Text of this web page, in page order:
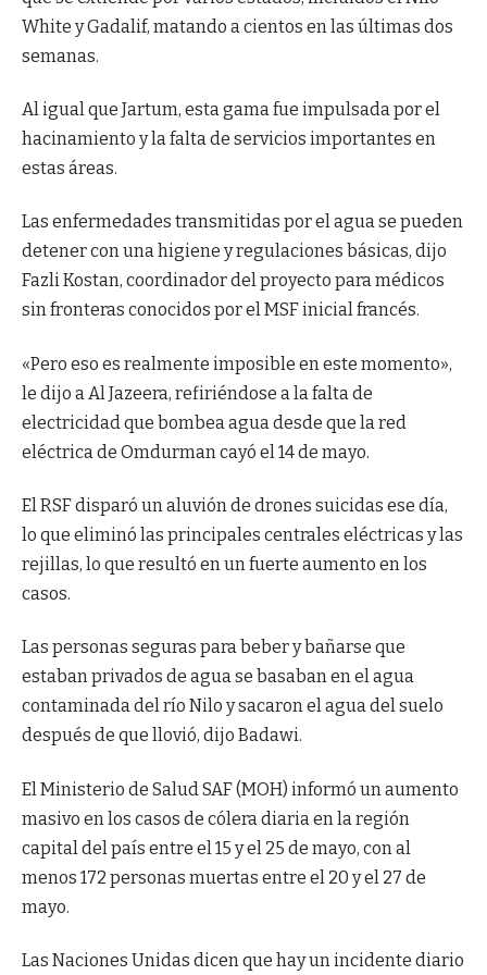
White y Gadalif, matando a cientos en las últimas dos
semanas.
Al igual que Jartum, esta gama fue impulsada por el
hacinamiento y la falta de servicios importantes en
estas áreas.
Las enfermedades transmitidas por el agua se pueden
detener con una higiene y regulaciones básicas, dijo
Fazli Kostan, coordinador del proyecto para médicos
sin fronteras conocidos por el MSF inicial francés.
«Pero eso es realmente imposible en este momento»,
le dijo a Al Jazeera, refiriéndose a la falta de
electricidad que bombea agua desde que la red
eléctrica de Omdurman cayó el 14 de mayo.
El RSF disparó un aluvión de drones suicidas ese día,
lo que eliminó las principales centrales eléctricas y las
rejillas, lo que resultó en un fuerte aumento en los
casos.
Las personas seguras para beber y bañarse que
estaban privados de agua se basaban en el agua
contaminada del río Nilo y sacaron el agua del suelo
después de que llovió, dijo Badawi.
El Ministerio de Salud SAF (MOH) informó un aumento
masivo en los casos de cólera diaria en la región
capital del país entre el 15 y el 25 de mayo, con al
menos 172 personas muertas entre el 20 y el 27 de
mayo.
Las Naciones Unidas dicen que hay un incidente diario